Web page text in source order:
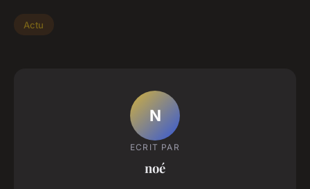
Actu
N
ECRIT PAR
noé